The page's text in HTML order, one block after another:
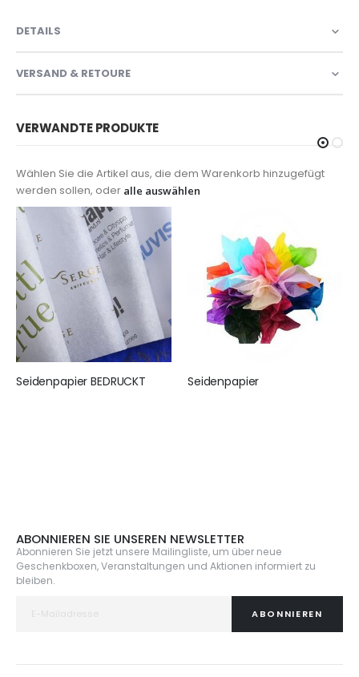
DETAILS
VERSAND & RETOURE
VERWANDTE PRODUKTE
Wählen Sie die Artikel aus, die dem Warenkorb hinzugefügt
werden sollen, oder alle auswählen
Seidenpapier BEDRUCKT Seidenpapier
ABONNIEREN SIE UNSEREN NEWSLETTER
Abonnieren Sie jetzt unsere Mailingliste, um über neue
Geschenkboxen, Veranstaltungen und Aktionen informiert zu
bleiben.
ABONNIEREN